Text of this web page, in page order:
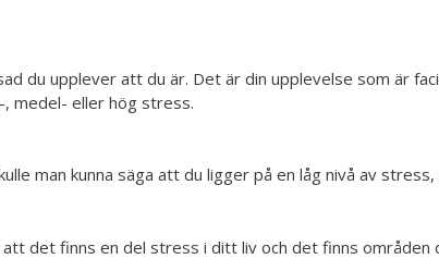
du upplever att du är. Det är din upplevelse som är
medel- eller hög stress.
man kunna säga att du ligger på en låg nivå av
det finns en del stress i ditt liv och det finns